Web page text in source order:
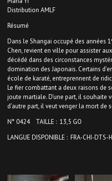
Distribution AMLF
Résumé
Dans le Shangai occupé des années
Chen, revient en ville pour assister
décédé dans des circonstances
domination des Japonais. Certains
école de karaté, entreprennent de
Le fier combattant a deux raisons de
joute martiale. D’une part, il souhaite
d’autre part, il veut venger la mort de
N° 0424 TAILLE : 13,5 GO
LANGUE DISPONIBLE : FRA-CHI-DTS-